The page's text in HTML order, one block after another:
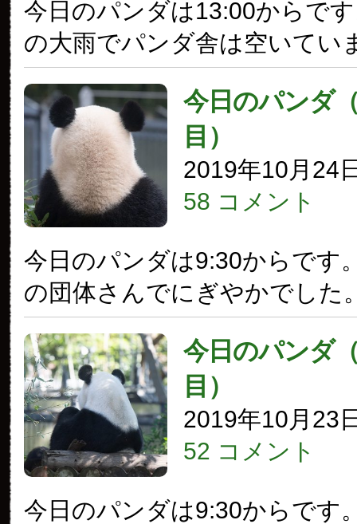
今日のパンダは13:00からで
の大雨でパンダ舎は空いてい
今日のパンダ
目）
2019年10月24
58 コメント
今日のパンダは9:30からです
の団体さんでにぎやかでした
今日のパンダ
目）
2019年10月23
52 コメント
今日のパンダは9:30からです